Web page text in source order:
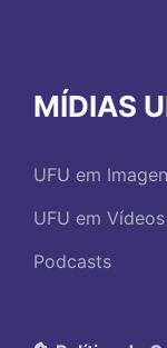
MÍDIAS
UFU em
UFU em Vídeos
Podcasts